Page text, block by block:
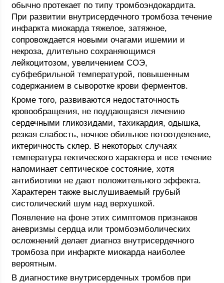
обычно протекает по типу тромбоэндокардита.
При развитии внутрисердечного тромбоза течение
инфаркта миокарда тяжелое, затяжное,
сопровождается новыми очагами ишемии и
некроза, длительно сохраняющимся
лейкоцитозом, увеличением СОЭ,
субфебрильной температурой, повышенным
содержанием в сыворотке крови ферментов.
Кроме того, развиваются недостаточность
кровообращения, не поддающаяся лечению
сердечными гликозидами, тахикардия, одышка,
резкая слабость, ночное обильное потоотделение,
иктеричность склер. В некоторых случаях
температура гектического характера и все течение
напоминает септическое состояние, хотя
антибиотики не дают положительного эффекта.
Характерен также выслушиваемый грубый
систолический шум над верхушкой.
Появление на фоне этих симптомов признаков
аневризмы сердца или тромбоэмболических
осложнений делает диагноз внутрисердечного
тромбоза при инфаркте миокарда наиболее
вероятным.
В диагностике внутрисердечных тромбов при